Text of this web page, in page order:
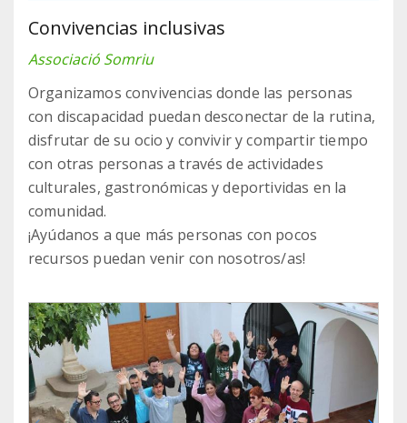
Convivencias inclusivas
Associació Somriu
Organizamos convivencias donde las personas
con discapacidad puedan desconectar de la rutina,
disfrutar de su ocio y convivir y compartir tiempo
con otras personas a través de actividades
culturales, gastronómicas y deportividas en la
comunidad.
¡Ayúdanos a que más personas con pocos
recursos puedan venir con nosotros/as!